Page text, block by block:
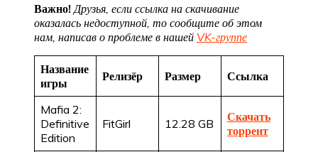
Важно! Друзья, если ссылка на скачивание
оказалась недоступной, то сообщите об этом
нам, написав о проблеме в нашей VK-группе
Название
игры
Релизёр Размер Ссылка
Mafia 2:
Definitive
Edition
FitGirl 12.28 GB
Скачать
торрент